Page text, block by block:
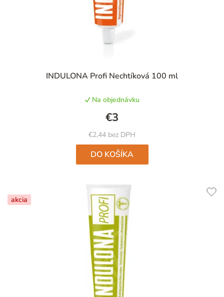
INDULONA Profi Nechtíková 100 ml
Na objednávku
€2,44 bez DPH
€3
DO KOŠÍKA
akcia